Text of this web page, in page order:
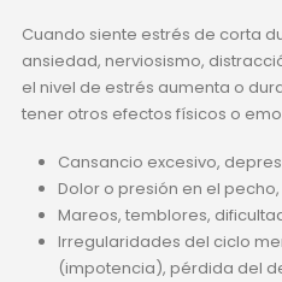
Cuando siente estrés de corta
ansiedad, nerviosismo,
el nivel de estrés aumenta o
tener otros efectos físicos o
Cansancio excesivo,
Dolor o presión en el
Mareos, temblores,
Irregularidades del ciclo
(impotencia), pérdida del